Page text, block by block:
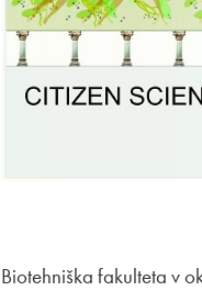
Biotehniška fakulteta v